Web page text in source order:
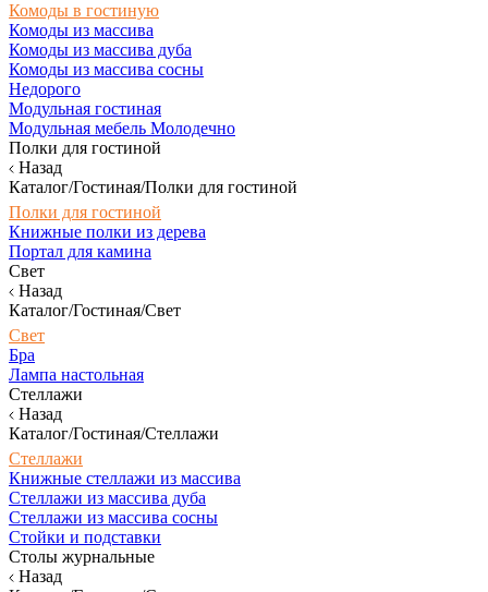
Комоды в гостиную
Комоды из массива
Комоды из массива дуба
Комоды из массива сосны
Недорого
Модульная гостиная
Модульная мебель Молодечно
Полки для гостиной
Назад
Каталог/Гостиная/Полки для гостиной
Полки для гостиной
Книжные полки из дерева
Портал для камина
Свет
Назад
Каталог/Гостиная/Свет
Свет
Бра
Лампа настольная
Стеллажи
Назад
Каталог/Гостиная/Стеллажи
Стеллажи
Книжные стеллажи из массива
Стеллажи из массива дуба
Стеллажи из массива сосны
Стойки и подставки
Столы журнальные
Назад